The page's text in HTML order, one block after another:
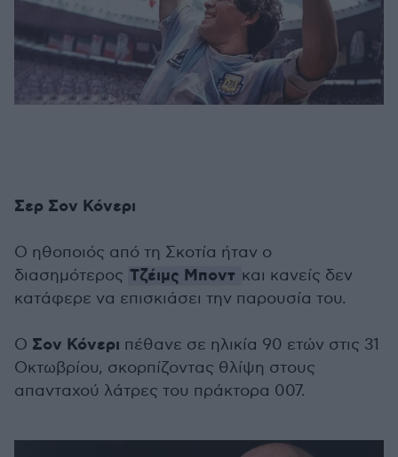
Σερ Σον Κόνερι
Ο ηθοποιός από τη Σκοτία ήταν ο
διασημότερος Τζέιμς Μποντ και κανείς δεν
κατάφερε να επισκιάσει την παρουσία του.
Ο Σον Κόνερι πέθανε σε ηλικία 90 ετών στις 31
Οκτωβρίου, σκορπίζοντας θλίψη στους
απανταχού λάτρες του πράκτορα 007.